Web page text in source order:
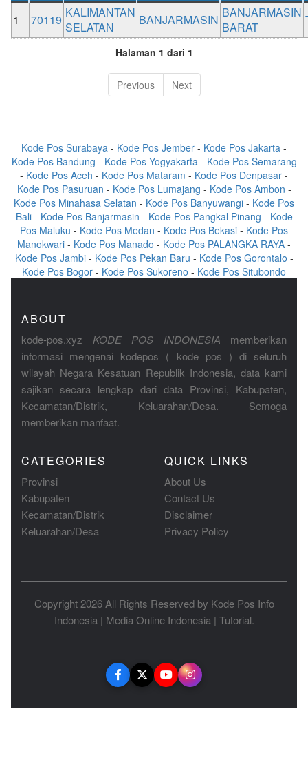
1 70119 KALIMANTAN
SELATAN
BANJARMASIN BANJARMASIN
BARAT
Halaman 1 dari 1
Previous Next
Kode Pos Surabaya - Kode Pos Jember - Kode Pos Jakarta -
Kode Pos Bandung - Kode Pos Yogyakarta - Kode Pos Semarang
- Kode Pos Aceh - Kode Pos Mataram - Kode Pos Denpasar -
Kode Pos Pasuruan - Kode Pos Lumajang - Kode Pos Ambon -
Kode Pos Minahasa Selatan - Kode Pos Banyuwangi - Kode Pos
Bali- Kode Pos Banjarmasin - Kode Pos Pangkal Pinang - Kode
Pos Maluku - Kode Pos Medan - Kode Pos Bekasi - Kode Pos
Manokwari - Kode Pos Manado - Kode Pos PALANGKA RAYA -
Kode Pos Jambi- Kode Pos Pekan Baru - Kode Pos Gorontalo -
Kode Pos Bogor - Kode Pos Sukoreno - Kode Pos Situbondo
ABOUT
kode-pos.xyz KODE POS INDONESIA memberikan
informasi mengenai kodepos ( kode pos ) di seluruh
wilayah Negara Kesatuan Republik Indonesia, data kami
sajikan secara lengkap dari data Provinsi, Kabupaten,
Kecamatan/Distrik, Keluarahan/Desa. Semoga
memberikan manfaat.
CATEGORIES
Provinsi
Kabupaten
Kecamatan/Distrik
Keluarahan/Desa
QUICK LINKS
About Us
Contact Us
Disclaimer
Privacy Policy
Copyright 2026 All Rights Reserved by Kode Pos Info
Indonesia| Media Online Indonesia| Tutorial.